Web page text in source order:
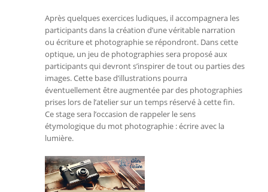
Après quelques exercices ludiques, il accompagnera les
participants dans la création d’une véritable narration
ou écriture et photographie se répondront. Dans cette
optique, un jeu de photographies sera proposé aux
participants qui devront s’inspirer de tout ou parties des
images. Cette base d’illustrations pourra
éventuellement être augmentée par des photographies
prises lors de l’atelier sur un temps réservé à cette fin.
Ce stage sera l’occasion de rappeler le sens
étymologique du mot photographie : écrire avec la
lumière.